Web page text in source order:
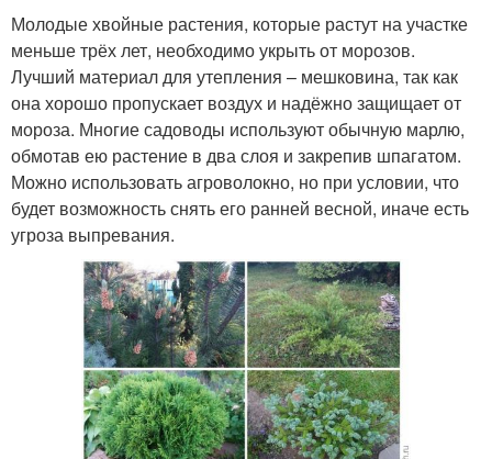
Молодые хвойные растения, которые растут на участке
меньше трёх лет, необходимо укрыть от морозов.
Лучший материал для утепления – мешковина, так как
она хорошо пропускает воздух и надёжно защищает от
мороза. Многие садоводы используют обычную марлю,
обмотав ею растение в два слоя и закрепив шпагатом.
Можно использовать агроволокно, но при условии, что
будет возможность снять его ранней весной, иначе есть
угроза выпревания.